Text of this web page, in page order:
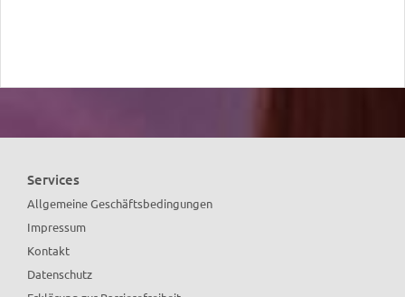
Services
Allgemeine Geschäftsbedingungen
Impressum
Kontakt
Datenschutz